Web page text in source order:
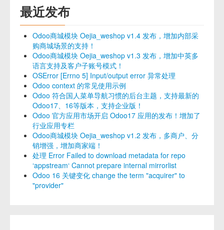
最近发布
Odoo商城模块 Oejia_weshop v1.4 发布，增加内部采
购商城场景的支持！
Odoo商城模块 Oejia_weshop v1.3 发布，增加中英多
语言支持及客户子账号模式！
OSError [Errno 5] Input/output error 异常处理
Odoo context 的常见使用示例
Odoo 符合国人菜单导航习惯的后台主题，支持最新的
Odoo17、16等版本，支持企业版！
Odoo 官方应用市场开启 Odoo17 应用的发布！增加了
行业应用专栏
Odoo商城模块 Oejia_weshop v1.2 发布，多商户、分
销增强，增加商家端！
处理 Error Failed to download metadata for repo
‘appstream‘ Cannot prepare internal mirrorlist
Odoo 16 关键变化 change the term "acquirer" to
"provider"